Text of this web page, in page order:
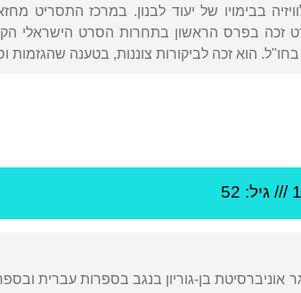
הסרט הוקרן בטלוויזיה בבימויו של יעוד לבנון. במרכז
הסרט זכה בפרס הראשון בתחרות הסרט הישראלי
הוא זכה לביקורות צוננות, בטענה שהגזמות
/// גיל: 52
בן-גוריון בנגב בספרות עברית